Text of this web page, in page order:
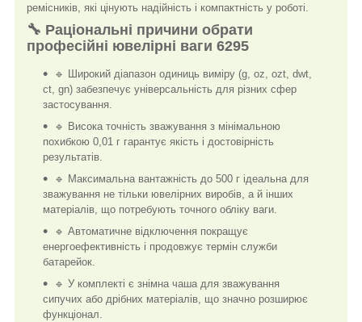
ремісників, які цінують надійність і компактність у роботі.
🔧 Раціональні причини обрати
професійні ювелірні ваги 6295
🔹 Широкий діапазон одиниць виміру (g, oz, ozt, dwt,
ct, gn) забезпечує універсальність для різних сфер
застосування.
🔹 Висока точність зважування з мінімальною
похибкою 0,01 г гарантує якість і достовірність
результатів.
🔹 Максимальна вантажність до 500 г ідеальна для
зважування не тільки ювелірних виробів, а й інших
матеріалів, що потребують точного обліку ваги.
🔹 Автоматичне відключення покращує
енергоефективність і продовжує термін служби
батарейок.
🔹 У комплекті є знімна чаша для зважування
сипучих або дрібних матеріалів, що значно розширює
функціонал.